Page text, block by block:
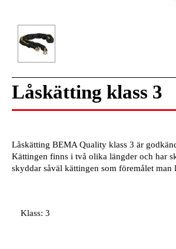
Låskätting klass 3
Låskätting BEMA Quality klass 3 är
Kättingen finns i två olika längder och har
skyddar såväl kättingen som föremålet man
Klass: 3